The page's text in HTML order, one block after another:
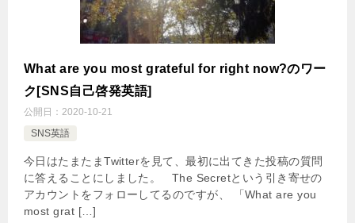
What are you most grateful for right now?のワー
ク[SNS自己啓発英語]
公開日： 2020-10-21
SNS英語
今日はたまたまTwitterを見て、最初に出てきた投稿の質問
に答えることにしました。 The Secretという引き寄せの
アカウントをフォローしてるのですが、 「What are you
most grat […]